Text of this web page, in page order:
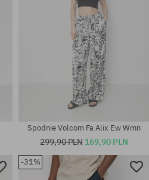
Spodnie Volcom Fa Alix Ew Wmn
299,90 PLN 169,90 PLN
-31%